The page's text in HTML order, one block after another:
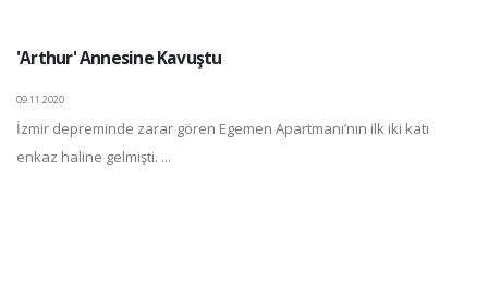
'Arthur' Annesine Kavuştu
09.11.2020
İzmir depreminde zarar gören Egemen Apartmanı’nın ilk iki katı
enkaz haline gelmişti. ...